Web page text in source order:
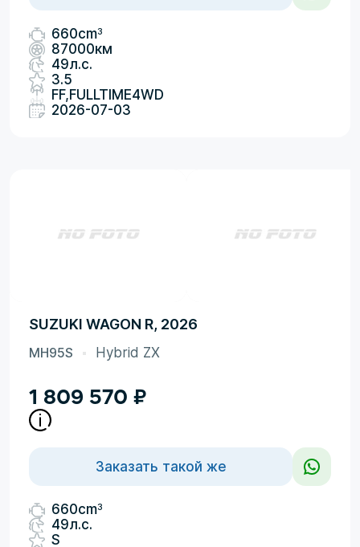
660cm3
87000км
49л.с.
3.5
FF,FULLTIME4WD
2026-07-03
SUZUKI WAGON R, 2026
MH95S Hybrid ZX
1 809 570 ₽
Заказать такой же
660cm3
49л.с.
S